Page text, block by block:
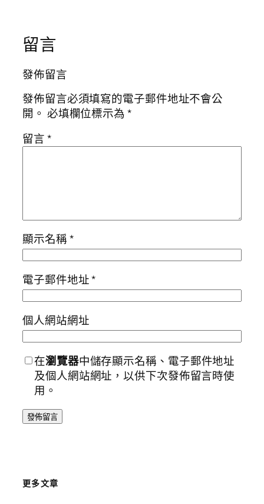
留言
發佈留言
發佈留言必須填寫的電子郵件地址不會公
開。 必填欄位標示為*
留言*
顯示名稱*
電子郵件地址*
個人網站網址
在瀏覽器中儲存顯示名稱、電子郵件地址
及個人網站網址，以供下次發佈留言時使
用。
更多文章